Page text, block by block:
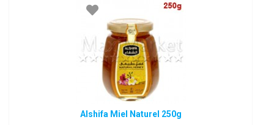
Alshifa Miel Naturel 250g